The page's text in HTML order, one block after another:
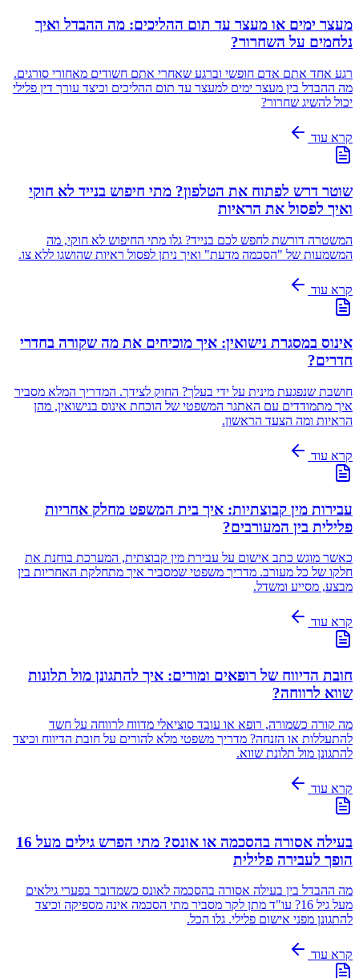
מעצר ימים או מעצר עד תום ההליכים: מה ההבדל ואיך
נלחמים על השחרור?
רגע אחד אתם אדם חופשי וברגע שאחרי אתם חשודים מאחורי סורגים.
מה ההבדל בין מעצר ימים למעצר עד תום ההליכים וכיצד עורך דין פלילי
יכול להשיג שחרור?
קרא עוד
שוטר דרש לפתוח את הטלפון? מתי חיפוש בנייד לא חוקי
ואיך לפסול את הראיות
המשטרה דורשת לחפש לכם בנייד? גלו מתי החיפוש לא חוקי, מה
המשמעות של "הסכמה מדעת" ואיך ניתן לפסול ראיות שהושגו ללא צו.
קרא עוד
אינוס במסגרת נישואין: איך מוכיחים את מה שקורה בחדרי
חדרים?
חושבת שנפגעת מינית על ידי בעלך? החוק לצידך. המדריך המלא מסביר
איך מתמודדים עם האתגר המשפטי של הוכחת אינוס בנישואין, מהן
הראיות ומה הצעד הראשון.
קרא עוד
עבירות מין קבוצתיות: איך בית המשפט מחלק אחריות
פלילית בין המעורבים?
כאשר מוגש כתב אישום על עבירת מין קבוצתית, המערכת בוחנת את
חלקו של כל מעורב. מדריך משפטי שמסביר איך מתחלקת האחריות בין
מבצע, מסייע ומשדל.
קרא עוד
חובת הדיווח של רופאים ומורים: איך להתגונן מול תלונות
שווא לרווחה?
מה קורה כשמורה, רופא או עובד סוציאלי מדווח לרווחה על חשד
להתעללות או הזנחה? מדריך משפטי מלא להורים על חובת הדיווח וכיצד
להתגונן מול תלונת שווא.
קרא עוד
בעילה אסורה בהסכמה או אונס? מתי הפרש גילים מעל 16
הופך לעבירה פלילית
מה ההבדל בין בעילה אסורה בהסכמה לאונס כשמדובר בפערי גילאים
מעל גיל 16? עו"ד מתן לקר מסביר מתי הסכמה אינה מספיקה וכיצד
להתגונן מפני אישום פלילי. גלו הכל.
קרא עוד